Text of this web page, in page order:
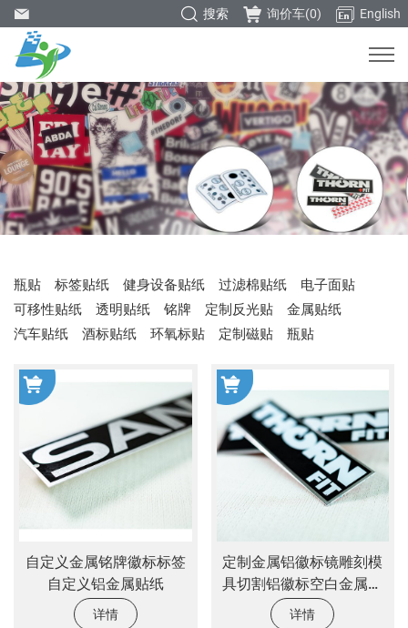
English
询价车(0)
搜索
瓶贴 标签贴纸 健身设备贴纸 过滤棉贴纸
电子面贴
可移性贴纸
透明贴纸 铭牌 定制反光贴
金属贴纸
汽车贴纸
酒标贴纸 环氧标贴 定制磁贴 瓶贴
自定义金属铭牌徽标标签
自定义铝金属贴纸
详情
定制金属铝徽标镜雕刻模
具切割铝徽标空白金属铭
牌贴纸
详情